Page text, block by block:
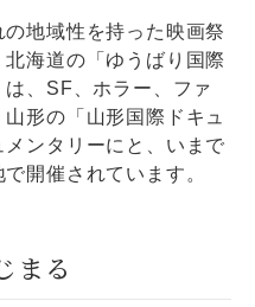
地域性を持った映画祭
海道の「ゆうばり国際
、SF、ホラー、ファ
形の「山形国際ドキュ
ンタリーにと、いまで
開催されています。
まる